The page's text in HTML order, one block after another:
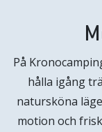
På
hålla igång
natursköna
motion och